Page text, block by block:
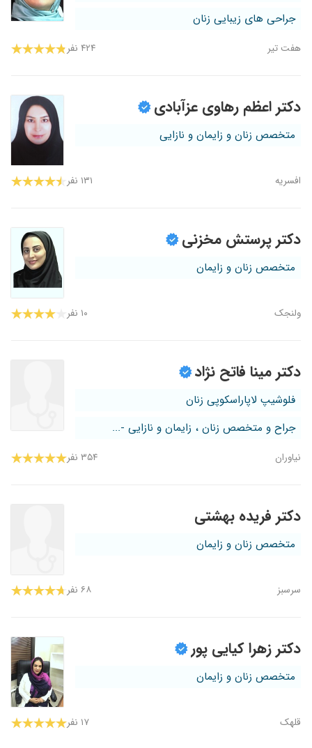
جراحی های زیبایی زنان
هفت تیر ۴۲۴ نفر
دکتر اعظم رهاوی عزآبادی
متخصص زنان و زایمان و نازایی
افسریه ۱۳۱ نفر
دکتر پرستش مخزنی
متخصص زنان و زایمان
ولنجک ۱۰ نفر
دکتر مینا فاتح نژاد
فلوشیپ لاپاراسکوپی زنان
جراح و متخصص زنان ، زایمان و نازایی -...
نیاوران ۳۵۴ نفر
دکتر فریده بهشتی
متخصص زنان و زایمان
سرسبز ۶۸ نفر
دکتر زهرا کیایی پور
متخصص زنان و زایمان
قلهک ۱۷ نفر